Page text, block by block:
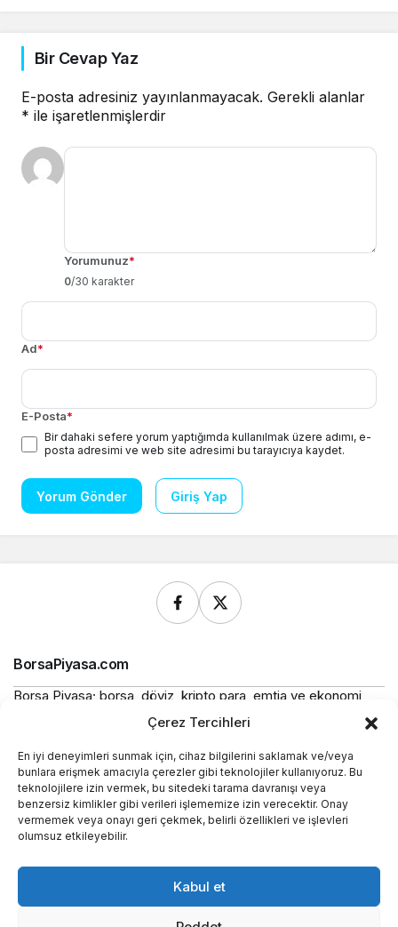
Çerez Tercihleri
En iyi deneyimleri sunmak için, cihaz bilgilerini saklamak ve/veya
bunlara erişmek amacıyla çerezler gibi teknolojiler kullanıyoruz. Bu
teknolojilere izin vermek, bu sitedeki tarama davranışı veya
benzersiz kimlikler gibi verileri işlememize izin verecektir. Onay
vermemek veya onayı geri çekmek, belirli özellikleri ve işlevleri
olumsuz etkileyebilir.
Kabul et
Bir Cevap Yaz
E-posta adresiniz yayınlanmayacak. Gerekli alanlar
* ile işaretlenmişlerdir
Yorumunuz*
0/30 karakter
Ad*
E-Posta*
Bir dahaki sefere yorum yaptığımda kullanılmak üzere adımı, e-
posta adresimi ve web site adresimi bu tarayıcıya kaydet.
Yorum Gönder Giriş Yap
BorsaPiyasa.com
Borsa Piyasa; borsa, döviz, kripto para, emtia ve ekonomi
alanlarında güncel haberler, piyasa verileri ve bilgilendirici
içerikler sunan bağımsız bir dijital yayın platformudur.
Bu sitede yer alan içerikler bilgilendirme amaçlıdır ve
yatırım tavsiyesi niteliği taşımaz.
Yasal
Kurumsal